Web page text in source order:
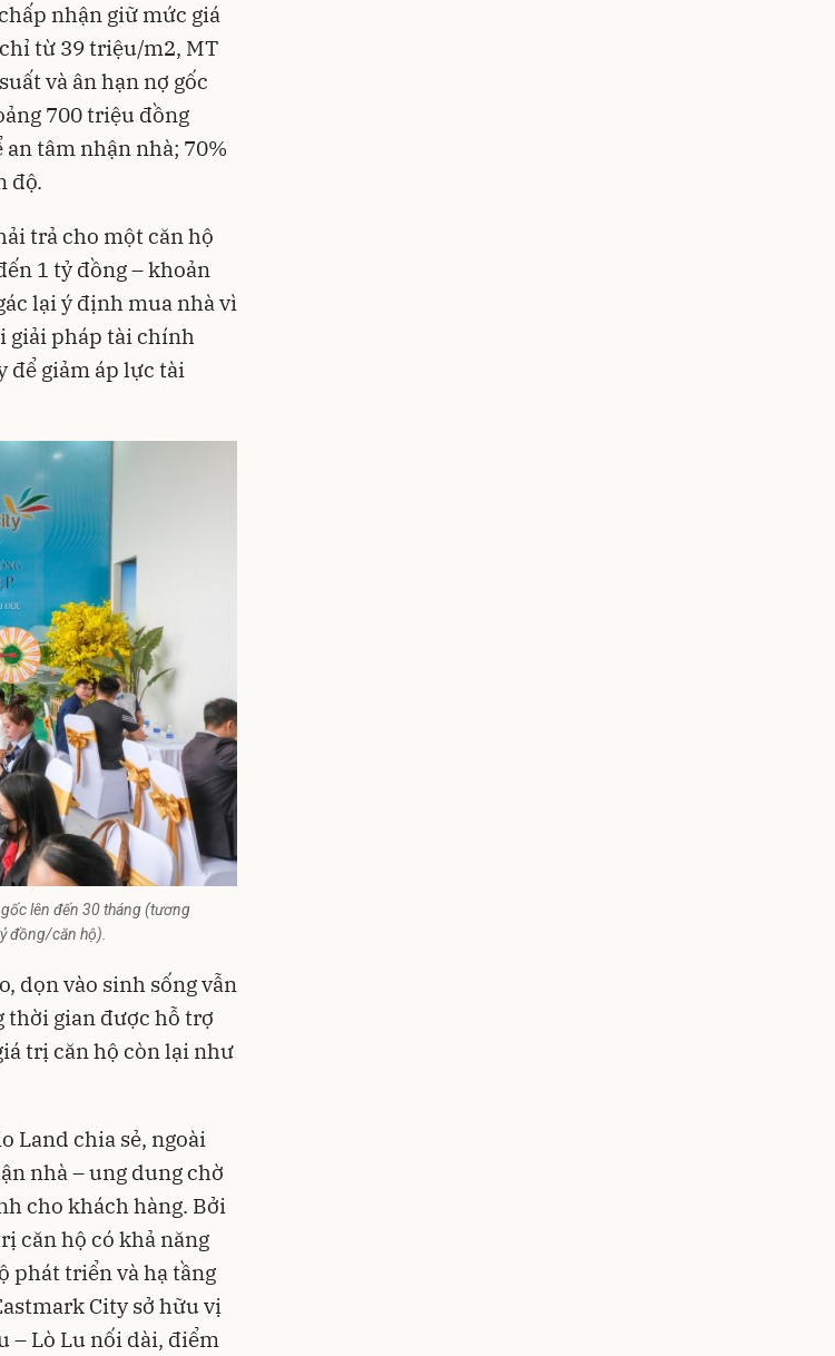
nhận giữ mức giá
từ 39 triệu/m2, MT
và ân hạn nợ gốc
700 triệu đồng
tâm nhận nhà; 70%
độ.
trả cho một căn hộ
1 tỷ đồng – khoản
lại ý định mua nhà vì
giải pháp tài chính
để giảm áp lực tài
lên đến 30 tháng (tương
đồng/căn hộ).
dọn vào sinh sống vẫn
thời gian được hỗ trợ
trị căn hộ còn lại như
Land chia sẻ, ngoài
nhà – ung dung chờ
cho khách hàng. Bởi
căn hộ có khả năng
phát triển và hạ tầng
City sở hữu vị
– Lò Lu nối dài, điểm